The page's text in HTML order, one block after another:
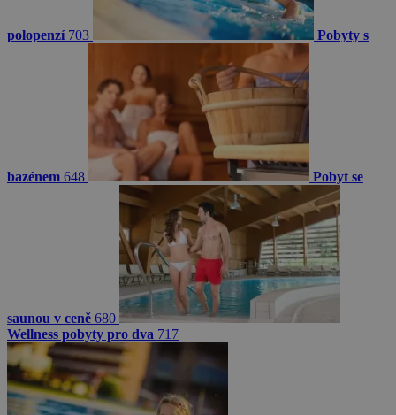
polopenzí 703 Pobyty s
bazénem 648 Pobyt se
saunou v ceně 680
Wellness pobyty pro dva 717